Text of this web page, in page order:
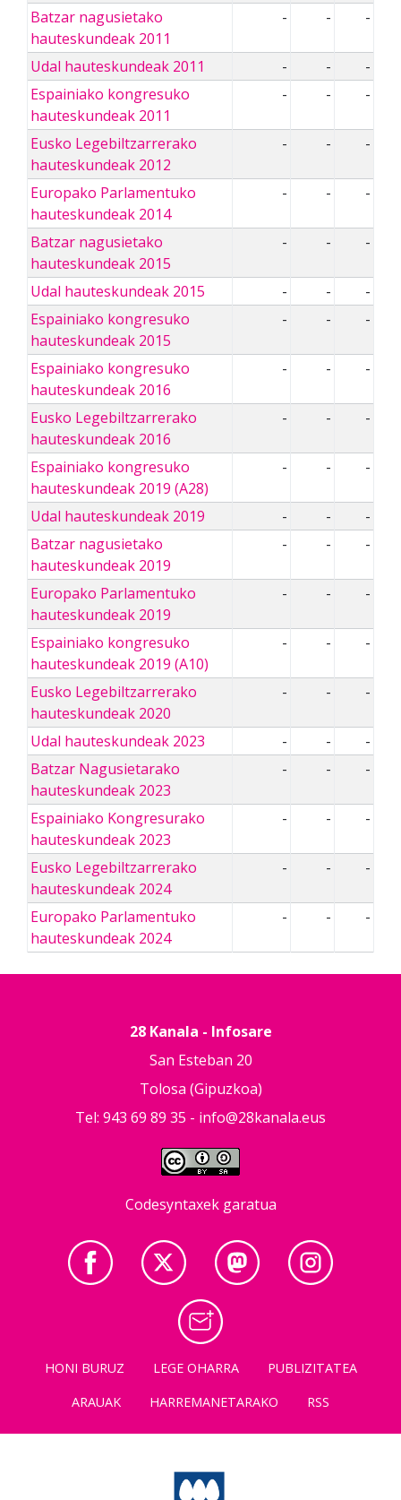
Batzar nagusietako
hauteskundeak 2011
- - -
Udal hauteskundeak 2011 - -
-
Espainiako kongresuko
hauteskundeak 2011
- - -
Eusko Legebiltzarrerako
hauteskundeak 2012
- - -
Europako Parlamentuko
hauteskundeak 2014
- - -
Batzar nagusietako
hauteskundeak 2015
- - -
Udal hauteskundeak 2015 - -
-
Espainiako kongresuko
hauteskundeak 2015
- - -
Espainiako kongresuko
hauteskundeak 2016
- - -
Eusko Legebiltzarrerako
hauteskundeak 2016
- - -
Espainiako kongresuko
hauteskundeak 2019 (A28)
- - -
Udal hauteskundeak 2019 - -
-
Batzar nagusietako
hauteskundeak 2019
- - -
Europako Parlamentuko
hauteskundeak 2019
- - -
Espainiako kongresuko
hauteskundeak 2019 (A10)
- - -
Eusko Legebiltzarrerako
hauteskundeak 2020
- - -
Udal hauteskundeak 2023 - -
-
Batzar Nagusietarako
hauteskundeak 2023
- - -
Espainiako Kongresurako
hauteskundeak 2023
- - -
Eusko Legebiltzarrerako
hauteskundeak 2024
- - -
Europako Parlamentuko
hauteskundeak 2024
- - -
28 Kanala - Infosare
San Esteban 20
Tolosa (Gipuzkoa)
Tel: 943 69 89 35 - info@28kanala.eus
Codesyntaxek garatua
HONI BURUZ LEGE OHARRA
PUBLIZITATEA
ARAUAK
HARREMANETARAKO RSS